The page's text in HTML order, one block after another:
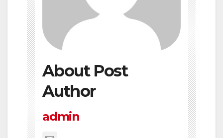
About Post
Author
admin